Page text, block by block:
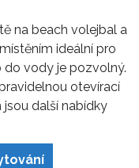
na beach volejbal a
ideální pro
vody je pozvolný.
otevírací
další nabídky